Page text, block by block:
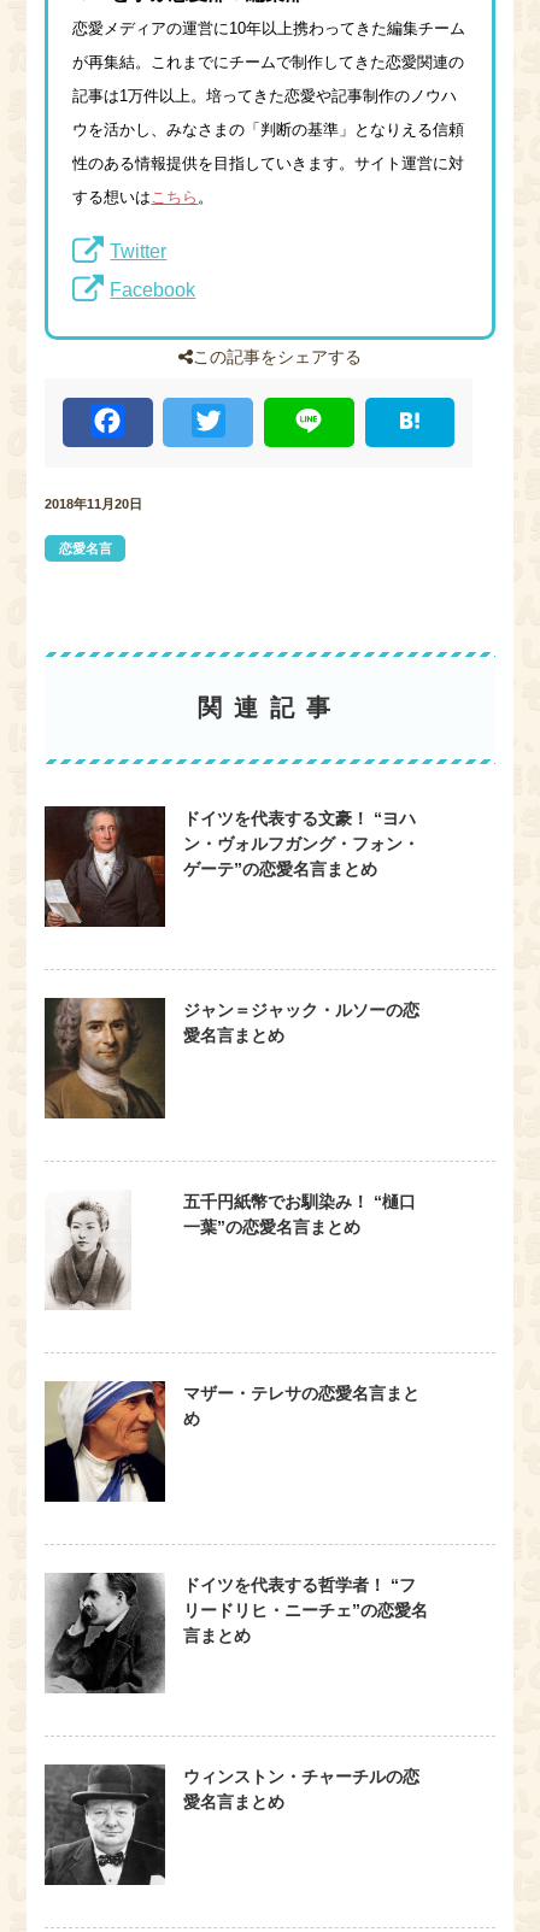
恋愛メディアの運営に10年以上携わってきた編集チーム
が再集結。これまでにチームで制作してきた恋愛関連の
記事は1万件以上。培ってきた恋愛や記事制作のノウハ
ウを活かし、みなさまの「判断の基準」となりえる信頼
性のある情報提供を目指していきます。サイト運営に対
する想いはこちら 。
Twitter
Facebook
この記事をシェアする
c
o
T
w
i
n
t
2018年11月20日
恋愛名言
関連記事
ドイツを代表する文豪！ “ヨハ
ン・ヴォルフガング・フォン・
ゲーテ”の恋愛名言まとめ
ジャン＝ジャック・ルソーの恋
愛名言まとめ
五千円紙幣でお馴染み！ “樋口
一葉”の恋愛名言まとめ
マザー・テレサの恋愛名言まと
め
ドイツを代表する哲学者！ “フ
リードリヒ・ニーチェ”の恋愛名
言まとめ
ウィンストン・チャーチルの恋
愛名言まとめ